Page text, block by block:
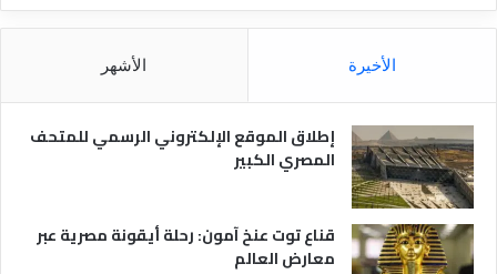
ا
ل
ر
ة
ق
و
الأخيرة الأشهر
إطلاق الموقع الإلكتروني الرسمي للمتحف
المصري الكبير
قناع توت عنخ آمون: رحلة أيقونة مصرية عبر
معارض العالم